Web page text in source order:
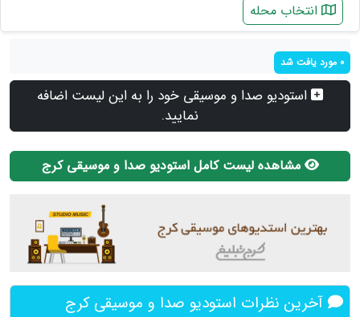
انتخاب محله
0 مورد یافت شد
استودیو صدا و موسیقی خود را به این لیست اضافه
نمایید.
مشاهده لیست کامل استودیو صدا و موسیقی کرج
آخرین نظرات استودیو صدا و موسیقی کرج